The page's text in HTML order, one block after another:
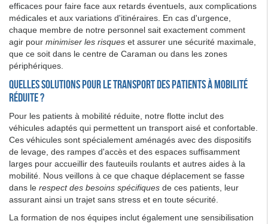
efficaces pour faire face aux retards éventuels, aux complications
médicales et aux variations d'itinéraires. En cas d'urgence,
chaque membre de notre personnel sait exactement comment
agir pour minimiser les risques et assurer une sécurité maximale,
que ce soit dans le centre de Caraman ou dans les zones
périphériques.
Quelles solutions pour le transport des patients à mobilité
réduite ?
Pour les patients à mobilité réduite, notre flotte inclut des
véhicules adaptés qui permettent un transport aisé et confortable.
Ces véhicules sont spécialement aménagés avec des dispositifs
de levage, des rampes d'accès et des espaces suffisamment
larges pour accueillir des fauteuils roulants et autres aides à la
mobilité. Nous veillons à ce que chaque déplacement se fasse
dans le respect des besoins spécifiques de ces patients, leur
assurant ainsi un trajet sans stress et en toute sécurité.
La formation de nos équipes inclut également une sensibilisation